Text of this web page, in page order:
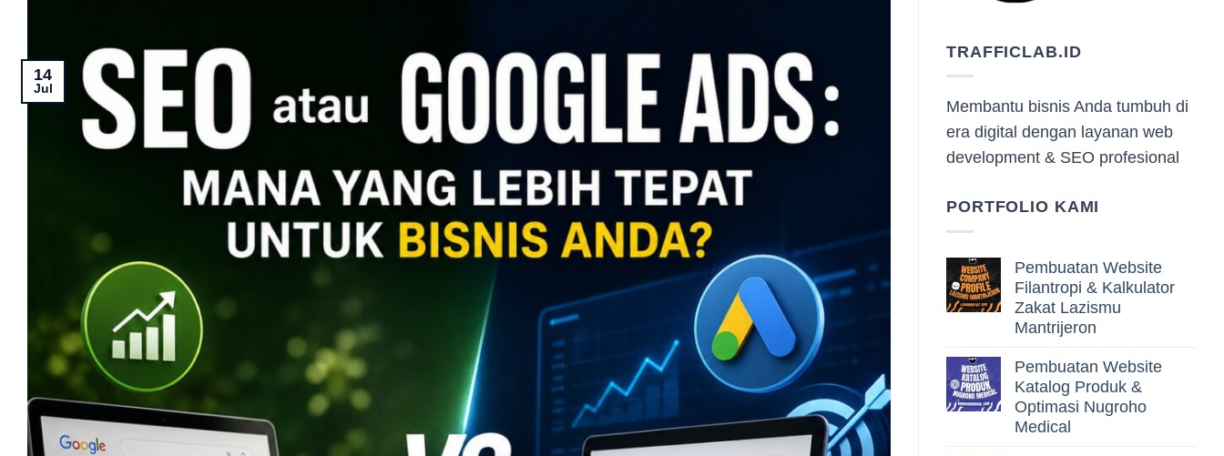
14
Jul
TRAFFICLAB.ID
Membantu bisnis Anda tumbuh di
era digital dengan layanan web
development & SEO profesional
PORTFOLIO KAMI
Pembuatan Website
Filantropi & Kalkulator
Zakat Lazismu
Mantrijeron
Pembuatan Website
Katalog Produk &
Optimasi Nugroho
Medical